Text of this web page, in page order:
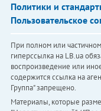
Политики и
Пользовательское
При полном или
гиперссылка на LB.ua
воспроизведение или
содержится ссылка на
Группа" запрещено.
Материалы, которые